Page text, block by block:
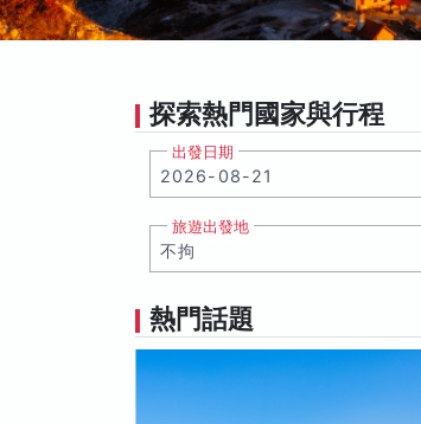
探索熱門國家與行程
出發日期
旅遊出發地
熱門話題